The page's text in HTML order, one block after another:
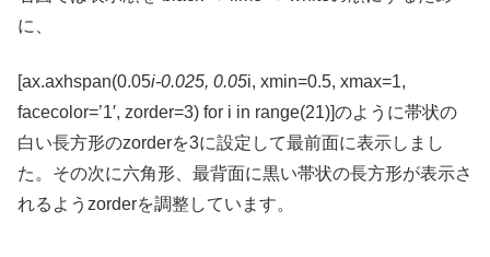
に、
[ax.axhspan(0.05i-0.025, 0.05i, xmin=0.5, xmax=1,
facecolor=’1′, zorder=3) for i in range(21)]のように帯状の
白い長方形のzorderを3に設定して最前面に表示しまし
た。その次に六角形、最背面に黒い帯状の長方形が表示さ
れるようzorderを調整しています。